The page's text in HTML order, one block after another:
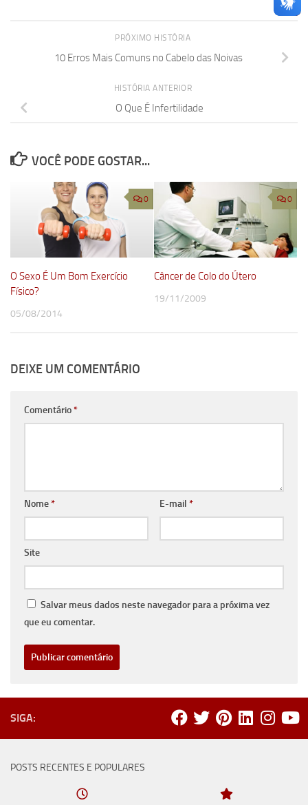
PRÓXIMO HISTÓRIA
10 Erros Mais Comuns no Cabelo das Noivas
HISTÓRIA ANTERIOR
O Que É Infertilidade
VOCÊ PODE GOSTAR...
0
O Sexo É Um Bom Exercício
Físico?
05/08/2014
0
Câncer de Colo do Útero
19/11/2009
DEIXE UM COMENTÁRIO
Comentário*
Nome* E-mail *
Site
Salvar meus dados neste navegador para a próxima vez
que eu comentar.
SIGA:
POSTS RECENTES E POPULARES